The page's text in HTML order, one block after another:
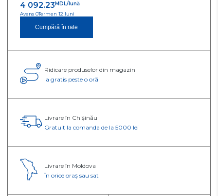
4 092.23 MDL/lună
Avans 0Termen 12 luni
Cumpără în rate
Ridicare produselor din magazin
Ia gratis peste o oră
Livrare în Chișinău
Gratuit la comanda de la 5000 lei
Livrare în Moldova
În orice oraș sau sat